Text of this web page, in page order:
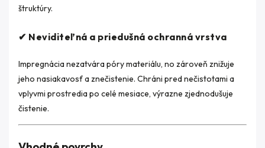
štruktúry.
✔ Neviditeľná a priedušná ochranná vrstva
Impregnácia nezatvára póry materiálu, no zároveň znižuje
jeho nasiakavosť a znečistenie. Chráni pred nečistotami a
vplyvmi prostredia po celé mesiace, výrazne zjednodušuje
čistenie.